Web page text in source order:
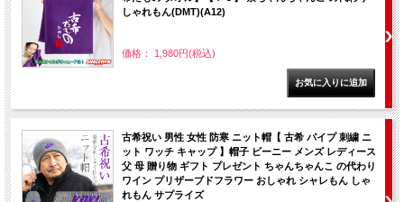
しゃれもん(DMT)(A12)
価格： 1,980円(税込)
古希祝い 男性 女性 防寒 ニット帽【 古希 パイプ 刺繍 ニ
ット ワッチ キャップ 】帽子 ビーニー メンズ レディース
父 母 贈り物 ギフト プレゼント ちゃんちゃんこ の代わり
ワイン プリザーブドフラワー おしゃれ シャレもん しゃ
れもん サプライズ